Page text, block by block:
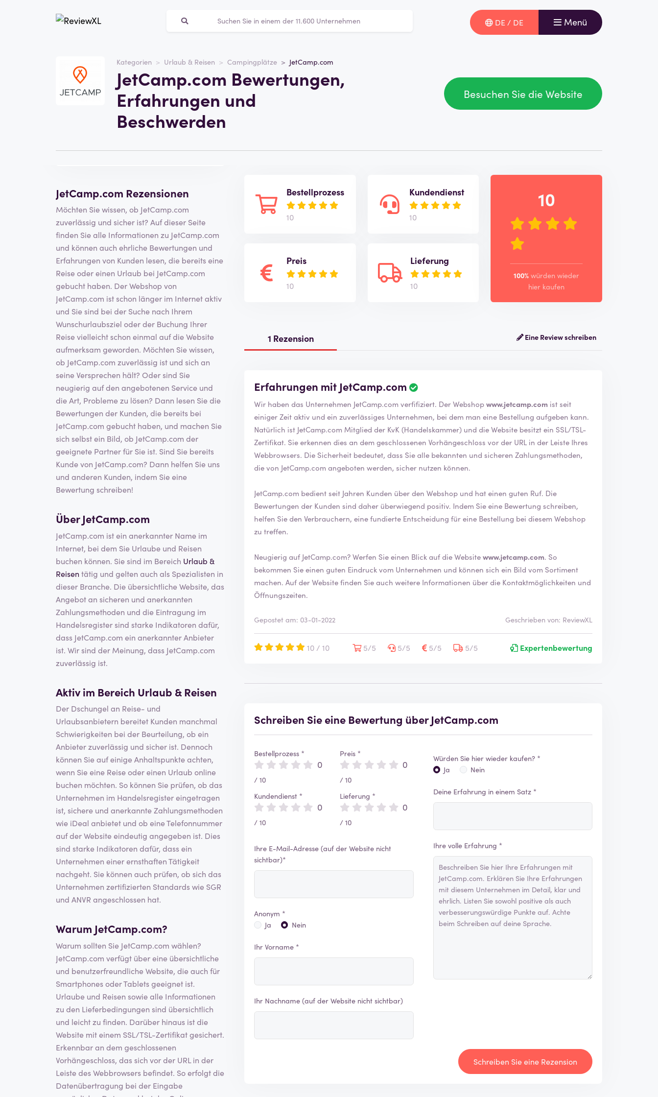
DE / DE Menü
Kategorien Urlaub & Reisen Campingplätze JetCamp.com
JetCamp.com Bewertungen,
Erfahrungen und
Beschwerden
Besuchen Sie die Website
Webseite
jetcamp.com
Kategorie
Urlaub & Reisen
JetCamp.com Rezensionen
Möchten Sie wissen, ob JetCamp.com
zuverlässig und sicher ist? Auf dieser Seite
finden Sie alle Informationen zu JetCamp.com
und können auch ehrliche Bewertungen und
Erfahrungen von Kunden lesen, die bereits eine
Reise oder einen Urlaub bei JetCamp.com
gebucht haben. Der Webshop von
JetCamp.com ist schon länger im Internet aktiv
und Sie sind bei der Suche nach Ihrem
Wunschurlaubsziel oder der Buchung Ihrer
Reise vielleicht schon einmal auf die Website
aufmerksam geworden. Möchten Sie wissen,
ob JetCamp.com zuverlässig ist und sich an
seine Versprechen hält? Oder sind Sie
neugierig auf den angebotenen Service und
die Art, Probleme zu lösen? Dann lesen Sie die
Bewertungen der Kunden, die bereits bei
JetCamp.com gebucht haben, und machen Sie
sich selbst ein Bild, ob JetCamp.com der
geeignete Partner für Sie ist. Sind Sie bereits
Kunde von JetCamp.com? Dann helfen Sie uns
und anderen Kunden, indem Sie eine
Bewertung schreiben!
Über JetCamp.com
JetCamp.com ist ein anerkannter Name im
Internet, bei dem Sie Urlaube und Reisen
buchen können. Sie sind im Bereich Urlaub &
Reisen tätig und gelten auch als Spezialisten in
dieser Branche. Die übersichtliche Website, das
Angebot an sicheren und anerkannten
Zahlungsmethoden und die Eintragung im
Handelsregister sind starke Indikatoren dafür,
dass JetCamp.com ein anerkannter Anbieter
ist. Wir sind der Meinung, dass JetCamp.com
zuverlässig ist.
Aktiv im Bereich Urlaub & Reisen
Der Dschungel an Reise- und
Urlaubsanbietern bereitet Kunden manchmal
Schwierigkeiten bei der Beurteilung, ob ein
Anbieter zuverlässig und sicher ist. Dennoch
können Sie auf einige Anhaltspunkte achten,
wenn Sie eine Reise oder einen Urlaub online
buchen möchten. So können Sie prüfen, ob das
Unternehmen im Handelsregister eingetragen
ist, sichere und anerkannte Zahlungsmethoden
wie iDeal anbietet und ob eine Telefonnummer
auf der Website eindeutig angegeben ist. Dies
sind starke Indikatoren dafür, dass ein
Unternehmen einer ernsthaften Tätigkeit
nachgeht. Sie können auch prüfen, ob sich das
Unternehmen zertifizierten Standards wie SGR
und ANVR angeschlossen hat.
Warum JetCamp.com?
Warum sollten Sie JetCamp.com wählen?
JetCamp.com verfügt über eine übersichtliche
und benutzerfreundliche Website, die auch für
Smartphones oder Tablets geeignet ist.
Urlaube und Reisen sowie alle Informationen
zu den Lieferbedingungen sind übersichtlich
und leicht zu finden. Darüber hinaus ist die
Website mit einem SSL/TSL-Zertifikat gesichert.
Erkennbar an dem geschlossenen
Vorhängeschloss, das sich vor der URL in der
Leiste des Webbrowsers befindet. So erfolgt die
Datenübertragung bei der Eingabe
Bestellprozess
10
Preis
10
Kundendienst
10
Lieferung
10
10
100% würden wieder
hier kaufen
1 Rezension Eine Review schreiben
Erfahrungen mit JetCamp.com
Wir haben das Unternehmen JetCamp.com verfifiziert. Der Webshopwww.jetcamp.com ist seit
einiger Zeit aktiv und ein zuverlässiges Unternehmen, bei dem man eine Bestellung aufgeben kann.
Natürlich ist JetCamp.com Mitglied der KvK (Handelskammer) und die Website besitzt ein SSL/TSL-
Zertifikat. Sie erkennen dies an dem geschlossenen Vorhängeschloss vor der URL in der Leiste Ihres
Webbrowsers. Die Sicherheit bedeutet, dass Sie alle bekannten und sicheren Zahlungsmethoden,
die von JetCamp.com angeboten werden, sicher nutzen können.
JetCamp.com bedient seit Jahren Kunden über den Webshop und hat einen guten Ruf. Die
Bewertungen der Kunden sind daher überwiegend positiv. Indem Sie eine Bewertung schreiben,
helfen Sie den Verbrauchern, eine fundierte Entscheidung für eine Bestellung bei diesem Webshop
zu treffen.
Neugierig auf JetCamp.com? Werfen Sie einen Blick auf die Websitewww.jetcamp.com. So
bekommen Sie einen guten Eindruck vom Unternehmen und können sich ein Bild vom Sortiment
machen. Auf der Website finden Sie auch weitere Informationen über die Kontaktmöglichkeiten und
Öffnungszeiten.
Gepostet am: 03-01-2022 Geschrieben von: ReviewXL
10 / 10 5/5 5/5 5/5 5/5 Expertenbewertung
Schreiben Sie eine Bewertung über JetCamp.com
Bestellprozess *
0
/ 10
Kundendienst *
0
/ 10
Preis *
0
/ 10
Lieferung *
0
/ 10
Ihre E-Mail-Adresse (auf der Website nicht
sichtbar)*
Anonym *
Ja
Nein
Ihr Vorname *
Ihr Nachname (auf der Website nicht sichtbar)
Würden Sie hier wieder kaufen? *
Ja
Nein
Deine Erfahrung in einem Satz *
Ihre volle Erfahrung *
Schreiben Sie eine Rezension